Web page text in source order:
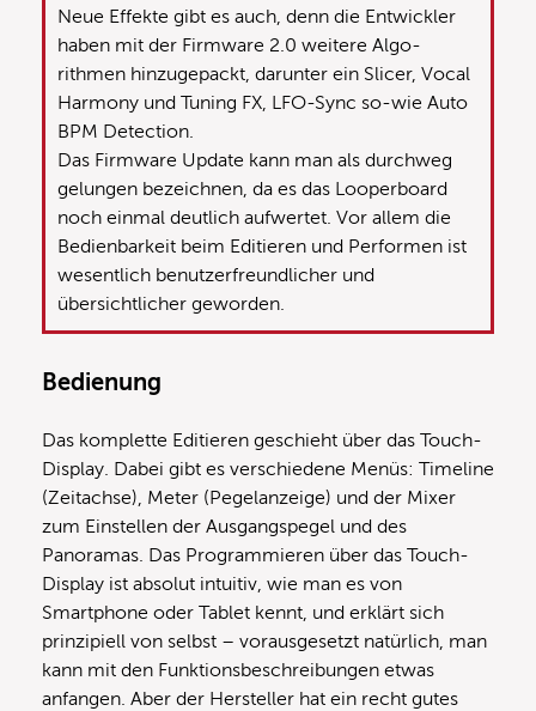
Neue Effekte gibt es auch, denn die Entwickler
haben mit der Firmware 2.0 weitere Algo-
rithmen hinzugepackt, darunter ein Slicer, Vocal
Harmony und Tuning FX, LFO-Sync so-wie Auto
BPM Detection.
Das Firmware Update kann man als durchweg
gelungen bezeichnen, da es das Looperboard
noch einmal deutlich aufwertet. Vor allem die
Bedienbarkeit beim Editieren und Performen ist
wesentlich benutzerfreundlicher und
übersichtlicher geworden.
Bedienung
Das komplette Editieren geschieht über das Touch-
Display. Dabei gibt es verschiedene Menüs: Timeline
(Zeitachse), Meter (Pegelanzeige) und der Mixer
zum Einstellen der Ausgangspegel und des
Panoramas. Das Programmieren über das Touch-
Display ist absolut intuitiv, wie man es von
Smartphone oder Tablet kennt, und erklärt sich
prinzipiell von selbst – vorausgesetzt natürlich, man
kann mit den Funktionsbeschreibungen etwas
anfangen. Aber der Hersteller hat ein recht gutes